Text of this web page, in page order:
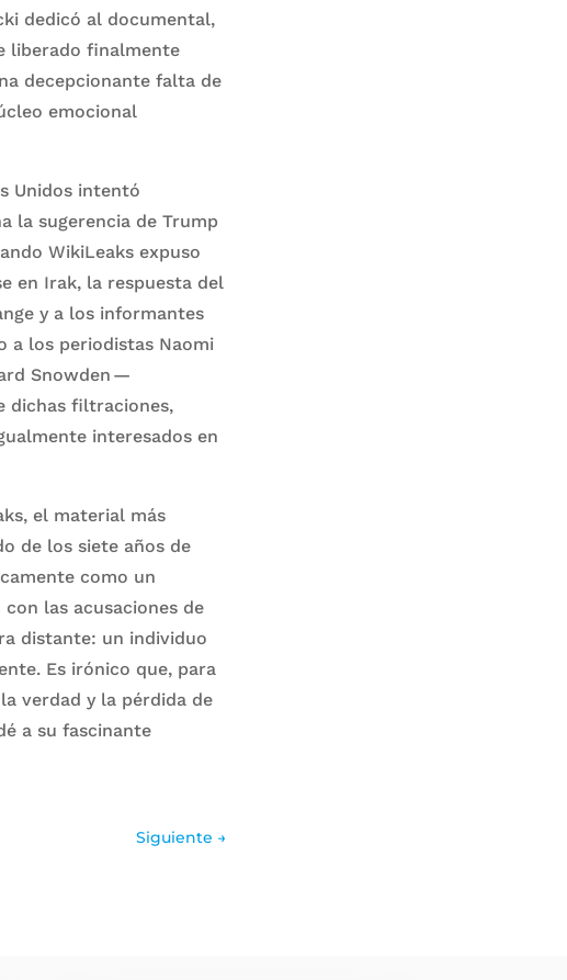
dedicó al documental,
liberado finalmente
decepcionante falta de
emocional
Unidos intentó
la sugerencia de Trump
WikiLeaks expuso
en Irak, la respuesta del
y a los informantes
a los periodistas Naomi
Snowden —
dichas filtraciones,
interesados en
el material más
de los siete años de
como un
las acusaciones de
distante: un individuo
Es irónico que, para
verdad y la pérdida de
a su fascinante
Siguiente →